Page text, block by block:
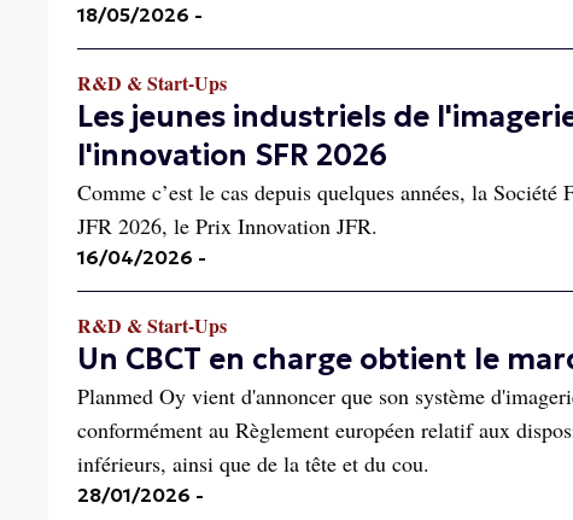
18/05/2026 -
R&D & Start-Ups
Les jeunes industriels de
l'innovation SFR 2026
Comme c’est le cas depuis quelques années, la
JFR 2026, le Prix Innovation JFR.
16/04/2026 -
R&D & Start-Ups
Un CBCT en charge obtient le
Planmed Oy vient d'annoncer que son système
conformément au Règlement européen relatif aux
inférieurs, ainsi que de la tête et du cou.
28/01/2026 -